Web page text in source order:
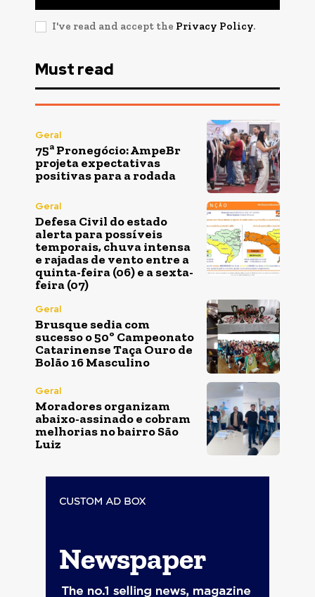
I've read and accept the Privacy Policy.
Must read
Geral
75ª Pronegócio: AmpeBr
projeta expectativas
positivas para a rodada
Geral
Defesa Civil do estado
alerta para possíveis
temporais, chuva intensa
e rajadas de vento entre a
quinta-feira (06) e a sexta-
feira (07)
Geral
Brusque sedia com
sucesso o 50º Campeonato
Catarinense Taça Ouro de
Bolão 16 Masculino
Geral
Moradores organizam
abaixo-assinado e cobram
melhorias no bairro São
Luiz